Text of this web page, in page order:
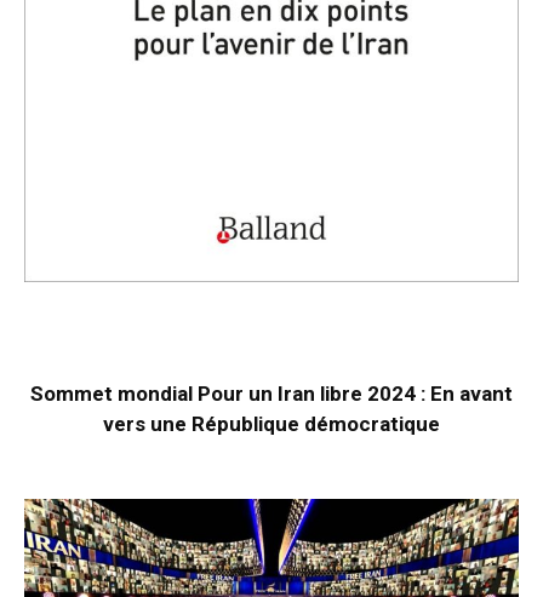
Sommet mondial Pour un Iran libre 2024 : En avant
vers une République démocratique